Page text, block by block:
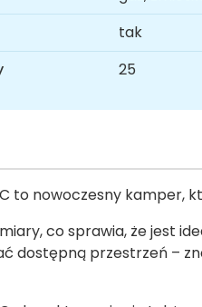
tak
25
to nowoczesny kamper,
co sprawia, że jest
dostępną przestrzeń –